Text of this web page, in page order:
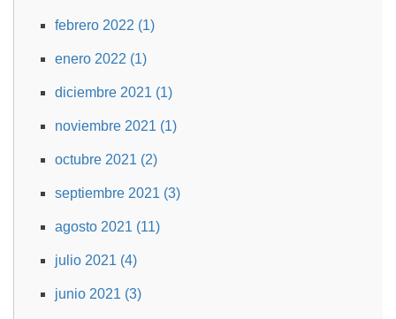
febrero 2022 (1)
enero 2022 (1)
diciembre 2021 (1)
noviembre 2021 (1)
octubre 2021 (2)
septiembre 2021 (3)
agosto 2021 (11)
julio 2021 (4)
junio 2021 (3)